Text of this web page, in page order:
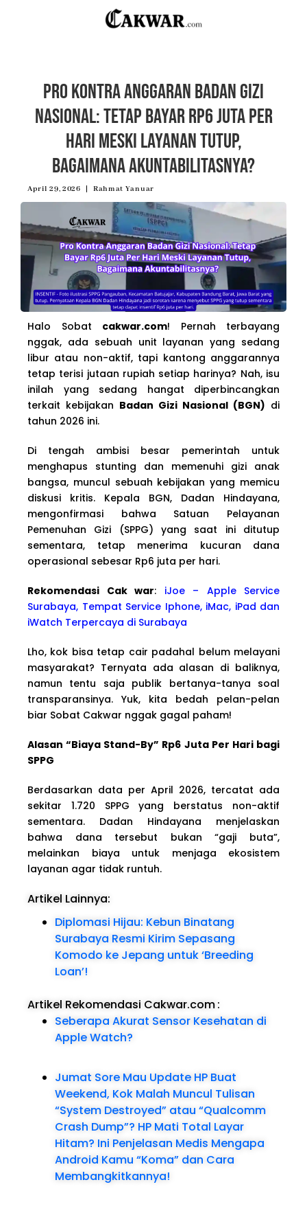
Pro Kontra Anggaran Badan Gizi
Nasional: Tetap Bayar Rp6 Juta Per
Hari Meski Layanan Tutup,
Bagaimana Akuntabilitasnya?
April 29, 2026 Rahmat Yanuar
Halo Sobat cakwar.com! Pernah terbayang
nggak, ada sebuah unit layanan yang sedang
libur atau non-aktif, tapi kantong anggarannya
tetap terisi jutaan rupiah setiap harinya? Nah, isu
inilah yang sedang hangat diperbincangkan
terkait kebijakan Badan Gizi Nasional (BGN) di
tahun 2026 ini.
Di tengah ambisi besar pemerintah untuk
menghapus stunting dan memenuhi gizi anak
bangsa, muncul sebuah kebijakan yang memicu
diskusi kritis. Kepala BGN, Dadan Hindayana,
mengonfirmasi bahwa Satuan Pelayanan
Pemenuhan Gizi (SPPG) yang saat ini ditutup
sementara, tetap menerima kucuran dana
operasional sebesar Rp6 juta per hari.
Rekomendasi Cak war: iJoe – Apple Service
Surabaya, Tempat Service Iphone, iMac, iPad dan
iWatch Terpercaya di Surabaya
Lho, kok bisa tetap cair padahal belum melayani
masyarakat? Ternyata ada alasan di baliknya,
namun tentu saja publik bertanya-tanya soal
transparansinya. Yuk, kita bedah pelan-pelan
biar Sobat Cakwar nggak gagal paham!
Alasan “Biaya Stand-By” Rp6 Juta Per Hari bagi
SPPG
Berdasarkan data per April 2026, tercatat ada
sekitar 1.720 SPPG yang berstatus non-aktif
sementara. Dadan Hindayana menjelaskan
bahwa dana tersebut bukan “gaji buta”,
melainkan biaya untuk menjaga ekosistem
layanan agar tidak runtuh.
Artikel Lainnya:
Diplomasi Hijau: Kebun Binatang
Surabaya Resmi Kirim Sepasang
Komodo ke Jepang untuk ‘Breeding
Loan’!
Artikel Rekomendasi Cakwar.com:
Seberapa Akurat Sensor Kesehatan di
Apple Watch?
Jumat Sore Mau Update HP Buat
Weekend, Kok Malah Muncul Tulisan
“System Destroyed” atau “Qualcomm
Crash Dump”? HP Mati Total Layar
Hitam? Ini Penjelasan Medis Mengapa
Android Kamu “Koma” dan Cara
Membangkitkannya!